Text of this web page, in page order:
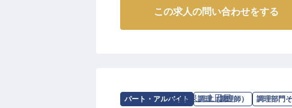
実。あなたの経験とホスピタリティで
HOTEL R9 The Yard 菊池は、新しい滞
スマホでのセルフチェックインなど最
この求人の問い合わせをする
パート・アルバイト 調理（調理師） 調理部門
求人情報：平山温泉 上田屋の調理部門そ